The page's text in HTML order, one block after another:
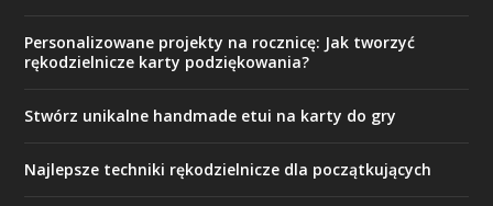
Personalizowane projekty na rocznicę: Jak tworzyć
rękodzielnicze karty podziękowania?
Stwórz unikalne handmade etui na karty do gry
Najlepsze techniki rękodzielnicze dla początkujących